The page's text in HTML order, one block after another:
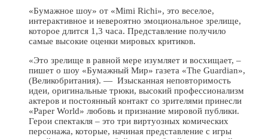
«Бумажное шоу» от «Mimi Richi», это веселое,
интерактивное и невероятно эмоциональное зрелище,
которое длится 1,3 часа. Представление получило
самые высокие оценки мировых критиков.
«Это зрелище в равной мере изумляет и восхищает, –
пишет о шоу «Бумажный Мир» газета «The Guardian»,
(Великобритания). — Изысканная неповторимость
идеи, оригинальные трюки, высокий профессионализм
актеров и постоянный контакт со зрителями принесли
«Paper World» любовь и признание мировой публики.
Герои спектакля – это три виртуозных комических
персонажа, которые, начиная представление с игры